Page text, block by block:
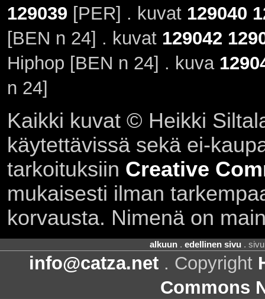
129039 [PER] . kuvat 129040
[BEN n 24] . kuvat 129042
Hiphop [BEN n 24] . kuva
n 24]
Kaikki kuvat © Heikki
käytettävissä sekä ei-
tarkoituksiin Creative
mukaisesti ilman
korvausta. Nimenä on
alkuun . edellinen sivu .
info@catza.net . Copyright
Commons